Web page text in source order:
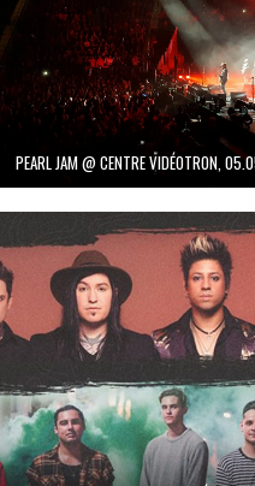
PEARL JAM @ CENTRE VIDÉOTRON,